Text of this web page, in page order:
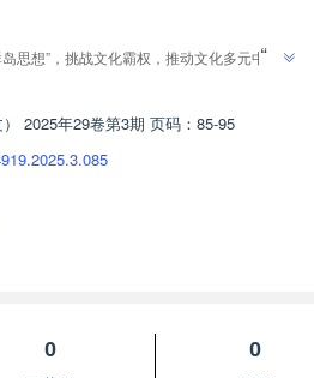
思想”，挑战文化霸权，推动文化多元中心
”
2025年29卷第3期 页码：85-95
0
0